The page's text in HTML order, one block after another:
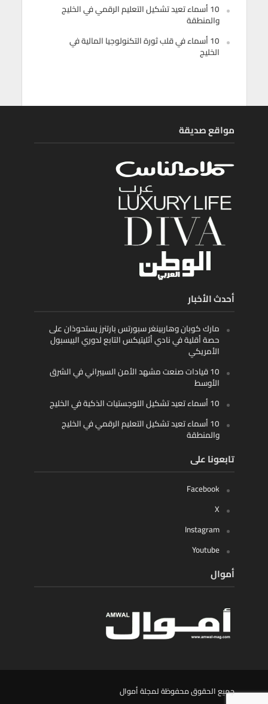
10 أسماء تعيد تشكيل التعليم الرقمي في الخليج
والمنطقة
10 أسماء في قلب ثورة التكنولوجيا المالية في
الخليج
مواقع صديقة
أحدث الأخبار
مارك كوبان وهاربينغر سبورتس بارتنرز يستحوذان على
حصة أقلية في نادي أثليتيكس التابع لدوري البيسبول
الأمريكي
10 قيادات صنعت مشهد الأمن السيبراني في الشرق
الأوسط
10 أسماء تعيد تشكيل اللوجستيات الذكية في الخليج
10 أسماء تعيد تشكيل التعليم الرقمي في الخليج
والمنطقة
تابعونا على
Facebook
X
Instagram
Youtube
أموال
جميع الحقوق محفوظة لمجلة أموال